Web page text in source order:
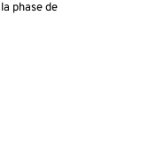
phase de